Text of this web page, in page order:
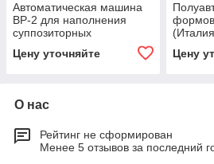
Автоматическая машина
BP-2 для наполнения
суппозиторных
3600 супп./час)
Цену уточняйте
Цену
О нас
Рейтинг не сформирован
Менее 5 отзывов за последний